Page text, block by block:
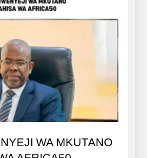
WA MKUTANO